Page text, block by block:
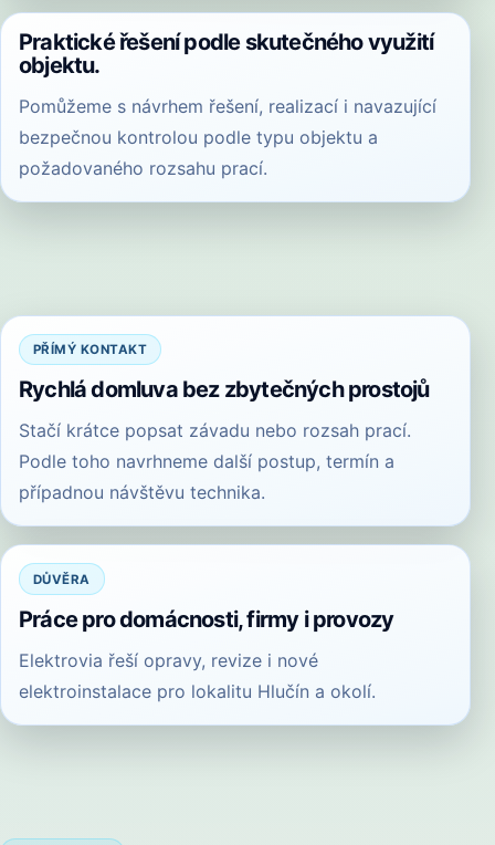
Praktické řešení podle skutečného využití
objektu.
Pomůžeme s návrhem řešení, realizací i navazující
bezpečnou kontrolou podle typu objektu a
požadovaného rozsahu prací.
PŘÍMÝ KONTAKT
Rychlá domluva bez zbytečných prostojů
Stačí krátce popsat závadu nebo rozsah prací.
Podle toho navrhneme další postup, termín a
případnou návštěvu technika.
DŮVĚRA
Práce pro domácnosti, firmy i provozy
Elektrovia řeší opravy, revize i nové
elektroinstalace pro lokalitu Hlučín a okolí.